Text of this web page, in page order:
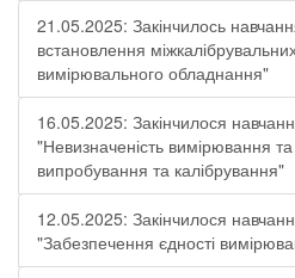
21.05.2025: Закінчилось
встановлення
вимірювального обладнання"
16.05.2025: Закінчилося
"Невизначеність вимірювання
випробування та калібрування"
12.05.2025: Закінчилося
"Забезпечення єдності